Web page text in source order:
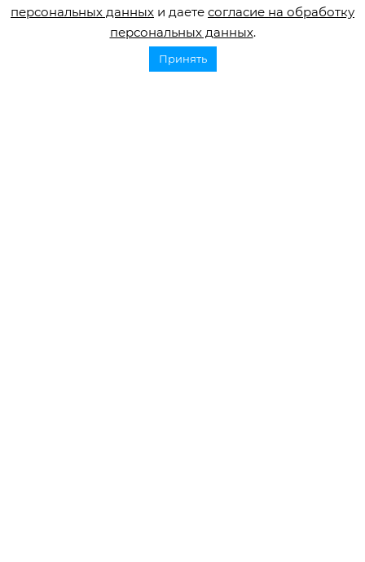
персональных данных и даете согласие на обработку
персональных данных.
Принять